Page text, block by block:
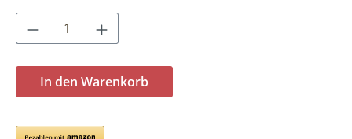
Produkt Anzahl: Gib den gewünschten
In den Warenkorb